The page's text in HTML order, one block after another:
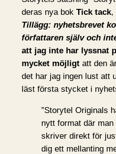
deras nya bok Tick tack,
Tillägg: nyhetsbrevet
författaren själv och
att jag inte har lyssnat
mycket möjligtatt den
det har jag ingen lust att
läst första stycket i
”Storytel Originals
nytt format där
skriver direkt för
dig ett mellanting